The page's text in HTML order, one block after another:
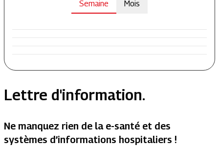
Semaine Mois
Lettre d'information.
Ne manquez rien de la e-santé et des
systèmes d’informations hospitaliers !